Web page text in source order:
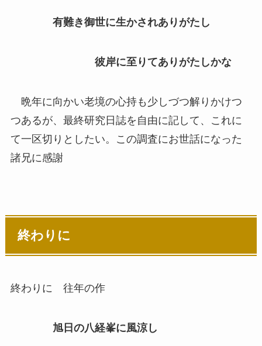
有難き御世に生かされありがたし
彼岸に至りてありがたしかな
晩年に向かい老境の心持も少しづつ解りかけつ
つあるが、最終研究日誌を自由に記して、これに
て一区切りとしたい。この調査にお世話になった
諸兄に感謝
終わりに
終わりに 往年の作
旭日の八経峯に風涼し